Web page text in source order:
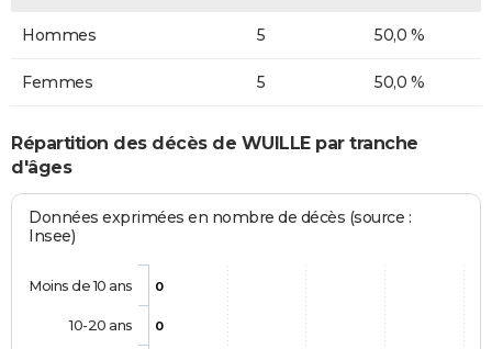
Hommes 5 50,0 %
Femmes 5 50,0 %
Répartition des décès de WUILLE par tranche
d'âges
Données exprimées en nombre de décès (source :
Insee)
0
0
Moins de 10 ans
10-20 ans